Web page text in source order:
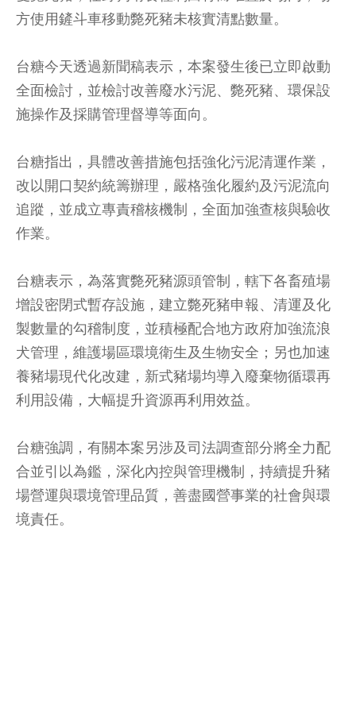
方使用鏟斗車移動斃死豬未核實清點數量。
台糖今天透過新聞稿表示，本案發生後已立即啟動
全面檢討，並檢討改善廢水污泥、斃死豬、環保設
施操作及採購管理督導等面向。
台糖指出，具體改善措施包括強化污泥清運作業，
改以開口契約統籌辦理，嚴格強化履約及污泥流向
追蹤，並成立專責稽核機制，全面加強查核與驗收
作業。
台糖表示，為落實斃死豬源頭管制，轄下各畜殖場
增設密閉式暫存設施，建立斃死豬申報、清運及化
製數量的勾稽制度，並積極配合地方政府加強流浪
犬管理，維護場區環境衛生及生物安全；另也加速
養豬場現代化改建，新式豬場均導入廢棄物循環再
利用設備，大幅提升資源再利用效益。
台糖強調，有關本案另涉及司法調查部分將全力配
合並引以為鑑，深化內控與管理機制，持續提升豬
場營運與環境管理品質，善盡國營事業的社會與環
境責任。